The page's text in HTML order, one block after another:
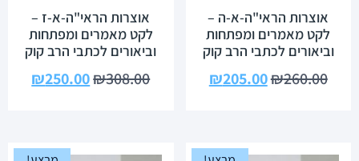
אוצרות הראי"ה-א-ה –
לקט מאמרים ומפתחות
וביאורים לכתבי הרב קוק
₪260.00
₪205.00
אוצרות הראי"ה-א-ז –
לקט מאמרים ומפתחות
וביאורים לכתבי הרב קוק
₪308.00
₪250.00